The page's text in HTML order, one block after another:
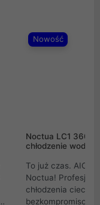
Nowość
Noctua LC1
chłodzenie wodne
To już czas. AIO
Noctua!
chłodzenia cieczą